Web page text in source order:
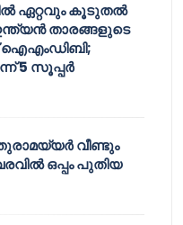
ഏറ്റവും കൂടുതൽ
ഇന്ത്യൻ താരങ്ങളുടെ
ഐഎംഡിബി;
5 സൂപ്പർ
വീണ്ടും
ഒപ്പം പുതിയ